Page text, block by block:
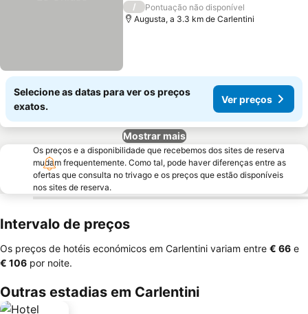
/
Pontuação não disponível
Augusta, a 3.3 km de Carlentini
Selecione as datas para ver os preços
exatos.
Ver preços
Mostrar mais
Os preços e a disponibilidade que recebemos dos sites de reserva
mudam frequentemente. Como tal, pode haver diferenças entre as
ofertas que consulta no trivago e os preços que estão disponíveis
nos sites de reserva.
Intervalo de preços
Os preços de hotéis económicos em Carlentini variam entre ‎€ 66 e
‎€ 106 por noite.
Outras estadias em Carlentini